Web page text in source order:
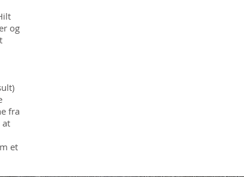
og
fra
at
et